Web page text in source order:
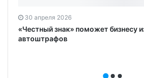
30 апреля 2026
«Честный знак» поможет бизнесу
автоштрафов